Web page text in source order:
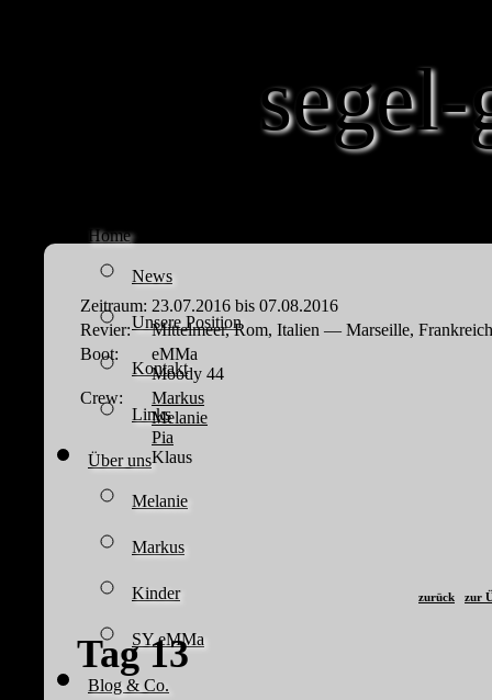
Home
News
Unsere Position
Kontakt
Links
Über uns
Melanie
Markus
Kinder
SY eMMa
Blog & Co.
Zeitraum: 23.07.2016 bis 07.08.2016
Revier:
Mittelmeer, Rom, Italien — Marseille, Frankreich
Boot:
eMMa
Moody 44
Crew:
Markus
Melanie
Pia
Klaus
zurück zur
Tag 13